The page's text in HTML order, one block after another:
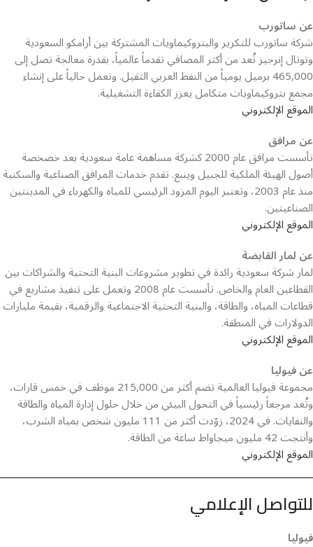
عن ساتورب
شركة ساتورب للتكرير والبتروكيماويات المشتركة بين أرامكو السعودية
وتوتال إنرجيز تُعد من أكثر المصافي تقدماً عالمياً، بقدرة معالجة تصل إلى
465,000 برميل يومياً من النفط العربي الثقيل. وتعمل حالياً على إنشاء
مجمع بتروكيماويات متكامل يعزز الكفاءة التشغيلية.
الموقع الإلكتروني
عن مرافق
تأسست مرافق عام 2000 كشركة مساهمة عامة سعودية بعد خصخصة
أصول الهيئة الملكية للجبيل وينبع. تقدم خدمات المرافق الصناعية والسكنية
منذ عام 2003، وتعتبر اليوم المزود الرئيسي للمياه والكهرباء في المدينتين
الصناعيتين.
الموقع الإلكتروني
عن لمار القابضة
لمار شركة سعودية رائدة في تطوير مشروعات البنية التحتية والشراكات بين
القطاعين العام والخاص. تأسست عام 2008 وتعمل على تنفيذ مشاريع في
قطاعات المياه، والطاقة، والبنية التحتية الاجتماعية والرقمية، بقيمة مليارات
الدولارات في المنطقة.
الموقع الإلكتروني
عن فيوليا
مجموعة فيوليا العالمية تضم أكثر من 215,000 موظف في خمس قارات،
وتُعد مرجعاً رئيسياً في التحول البيئي من خلال حلول إدارة المياه والطاقة
والنفايات. في 2024، زوّدت أكثر من 111 مليون شخص بمياه الشرب،
وأنتجت 42 مليون ميجاواط ساعة من الطاقة.
الموقع الإلكتروني
للتواصل الإعلامي
فيوليا